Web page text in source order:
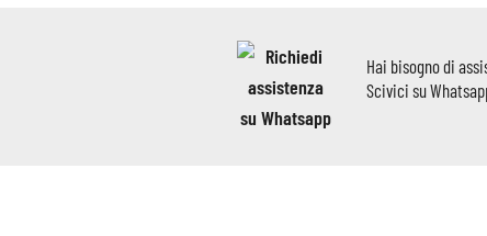
Hai bisogno di
Scivici su